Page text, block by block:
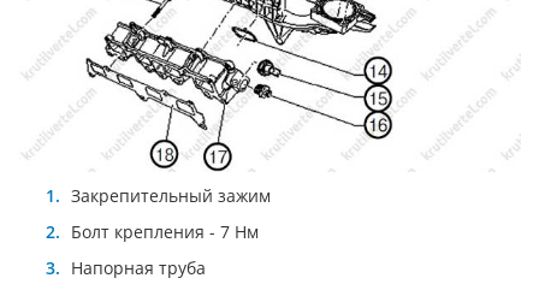
Закрепительный зажим
Болт крепления - 7 Нм
Напорная труба